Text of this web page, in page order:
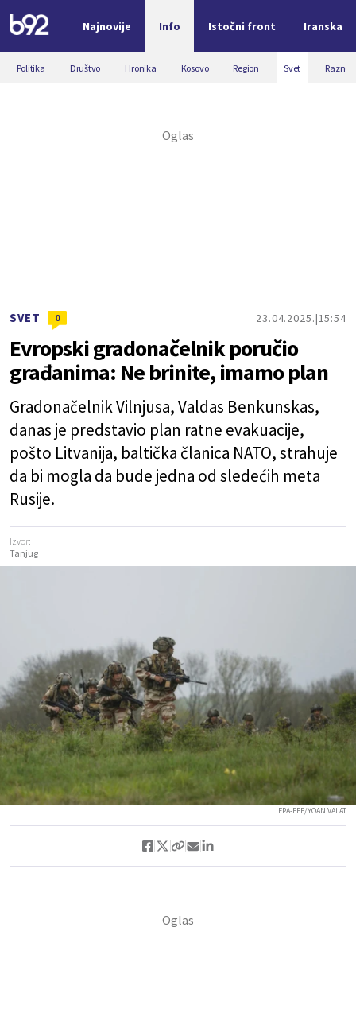
Najnovije Info Istočni front Iranska
Nova vest
Politika Društvo Hronika Kosovo Region Svet Razno
SVET 0 23.04.2025. 15:54
Evropski gradonačelnik poručio
građanima: Ne brinite, imamo plan
Gradonačelnik Vilnjusa, Valdas Benkunskas,
danas je predstavio plan ratne evakuacije,
pošto Litvanija, baltička članica NATO, strahuje
da bi mogla da bude jedna od sledećih meta
Rusije.
Izvor:
Tanjug
EPA-EFE/YOAN VALAT